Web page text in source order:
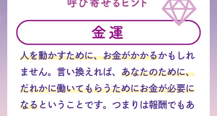
人を動かすために、お金がかかるかもしれ
ません。言い換えれば、 あなたのために、
だれかに働いてもらうためにお金が必要に
なるということです。つまりは報酬でもあ